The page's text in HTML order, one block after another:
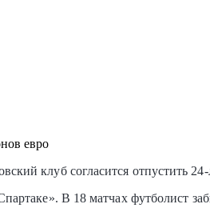
клуб согласится отпустить
В 18 матчах футболист